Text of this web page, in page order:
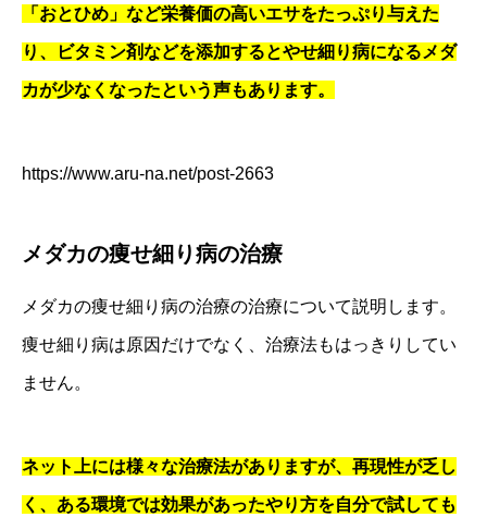
「おとひめ」など栄養価の高いエサをたっぷり与えた
り、ビタミン剤などを添加するとやせ細り病になるメダ
カが少なくなったという声もあります。
https://www.aru-na.net/post-2663
メダカの痩せ細り病の治療
メダカの痩せ細り病の治療の治療について説明します。
痩せ細り病は原因だけでなく、治療法もはっきりしてい
ません。
ネット上には様々な治療法がありますが、再現性が乏し
く、ある環境では効果があったやり方を自分で試しても